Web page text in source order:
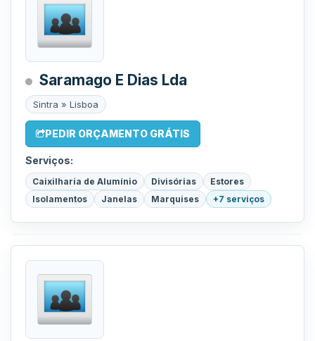
Saramago E Dias Lda
Sintra » Lisboa
PEDIR ORÇAMENTO GRÁTIS
Serviços:
Caixilharia de Alumínio Divisórias
Estores
Isolamentos
Janelas Marquises +7 serviços